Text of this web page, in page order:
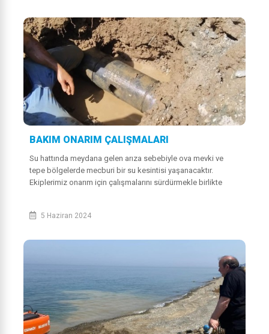
BAKIM ONARIM ÇALIŞMALARI
Su hattında meydana gelen arıza sebebiyle ova mevki ve
tepe bölgelerde mecburi bir su kesintisi yaşanacaktır.
Ekiplerimiz onarım için çalışmalarını sürdürmekle birlikte
5 Haziran 2024